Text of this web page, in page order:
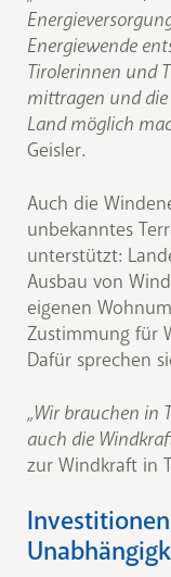
Energiewende
Tirolerinnen und
mittragen und
Land möglich
Geisler.
Auch die
unbekanntes
unterstützt:
Ausbau von
eigenen
Zustimmung für
Dafür sprechen
„Wir brauchen in
auch die
zur Windkraft in